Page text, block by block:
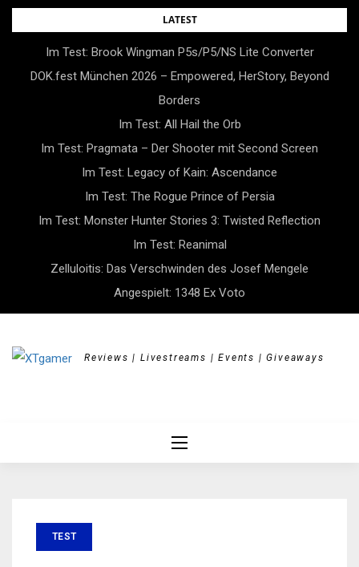
Skip
LATEST
Im Test: Brook Wingman P5s/P5/NS Lite Converter
DOK.fest München 2026 – Empowered, HerStory, Beyond
Borders
Im Test: All Hail the Orb
Im Test: Pragmata – Der Shooter mit Second Screen
Im Test: Legacy of Kain: Ascendance
Im Test: The Rogue Prince of Persia
Im Test: Monster Hunter Stories 3: Twisted Reflection
Im Test: Reanimal
Zelluloitis: Das Verschwinden des Josef Mengele
Angespielt: 1348 Ex Voto
Reviews | Livestreams | Events | Giveaways
TEST